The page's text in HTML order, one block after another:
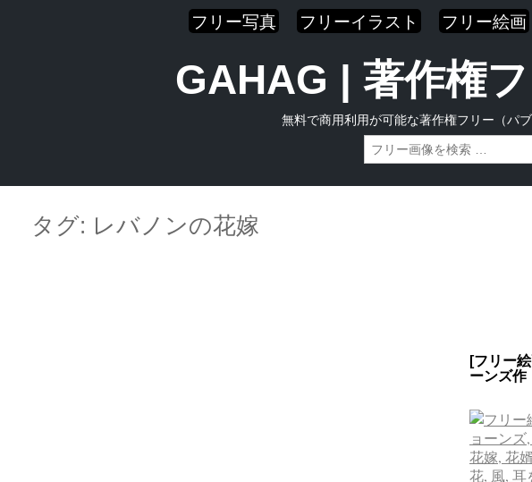
フリー写真 フリーイラスト フリー絵画
GAHAG | 著作権
無料で商用利用が可能な著作権フリー（パ
contentタグ: レバノンの花嫁
[フリー
ーンズ作